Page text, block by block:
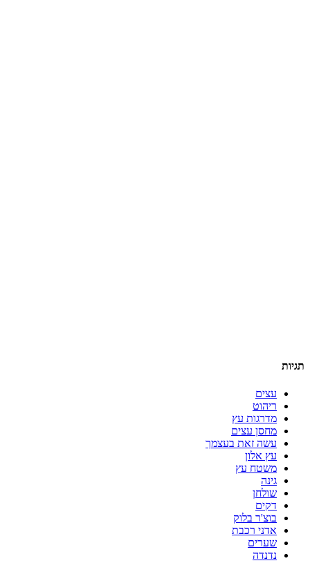
תגיות
עצים
ריהוט
מדרגות עץ
מחסן עצים
עשה זאת בעצמך
עץ אלון
משטח עץ
גינה
שולחן
דקים
בוצ'ר בלוק
אדני רכבת
שערים
נדנדה